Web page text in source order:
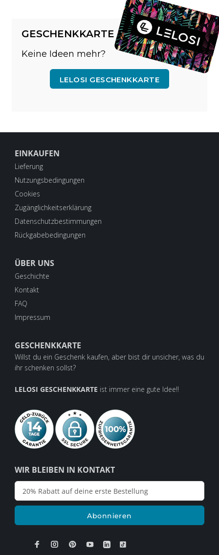
GESCHENKKARTE
Keine Ideen mehr?
LELOSI GESCHENKKARTE
WIR BLEIBEN IN KONTAKT
Abonnieren
EINKAUFEN
Lieferung
Nutzungsbedingungen
Cookies
Zugänglichkeitserklärung
Datenschutzbestimmungen
Rückgabebedingungen
ÜBER UNS
Geschichte
Kontakt
FAQ
Impressum
GESCHENKKARTE
Willst du ein Geschenk kaufen, aber bist dir unsicher, was du
ihr schenken sollst?
LELOSI GESCHENKKARTE ist immer eine gute Idee!!